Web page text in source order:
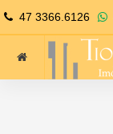
47 3366.6126